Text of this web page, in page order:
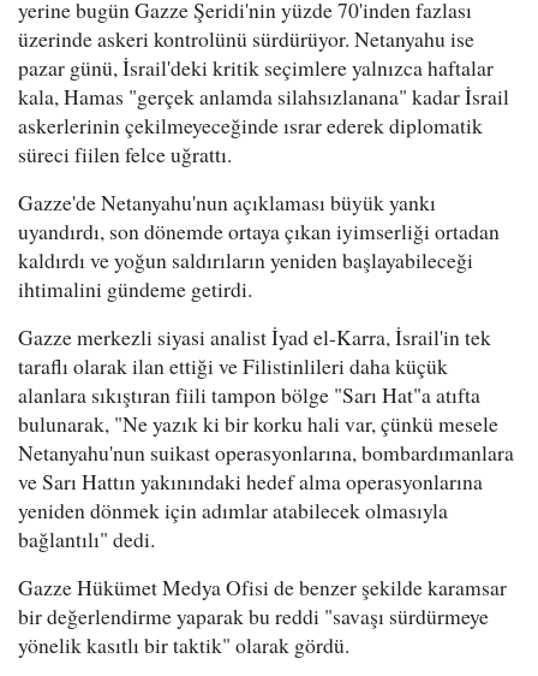
yerine bugün Gazze Şeridi'nin yüzde 70'inden fazlası
üzerinde askeri kontrolünü sürdürüyor. Netanyahu ise
pazar günü, İsrail'deki kritik seçimlere yalnızca haftalar
kala, Hamas "gerçek anlamda silahsızlanana" kadar İsrail
askerlerinin çekilmeyeceğinde ısrar ederek diplomatik
süreci fiilen felce uğrattı.
Gazze'de Netanyahu'nun açıklaması büyük yankı
uyandırdı, son dönemde ortaya çıkan iyimserliği ortadan
kaldırdı ve yoğun saldırıların yeniden başlayabileceği
ihtimalini gündeme getirdi.
Gazze merkezli siyasi analist İyad el-Karra, İsrail'in tek
taraflı olarak ilan ettiği ve Filistinlileri daha küçük
alanlara sıkıştıran fiili tampon bölge "Sarı Hat"a atıfta
bulunarak, "Ne yazık ki bir korku hali var, çünkü mesele
Netanyahu'nun suikast operasyonlarına, bombardımanlara
ve Sarı Hattın yakınındaki hedef alma operasyonlarına
yeniden dönmek için adımlar atabilecek olmasıyla
bağlantılı" dedi.
Gazze Hükümet Medya Ofisi de benzer şekilde karamsar
bir değerlendirme yaparak bu reddi "savaşı sürdürmeye
yönelik kasıtlı bir taktik" olarak gördü.